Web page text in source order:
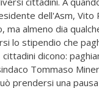
dell'Asm, Vito
almeno dia
lo stipendio che
dicono:
Tommaso
prendersi una